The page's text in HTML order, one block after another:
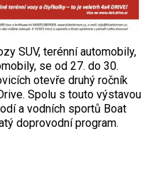
SUV, terénní automobily,
se od 27. do 30.
otevře druhý ročník
Spolu s touto výstavou
a vodních sportů Boat
doprovodní program.